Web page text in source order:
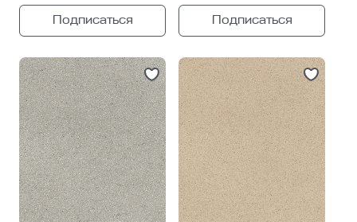
Подписаться Подписаться